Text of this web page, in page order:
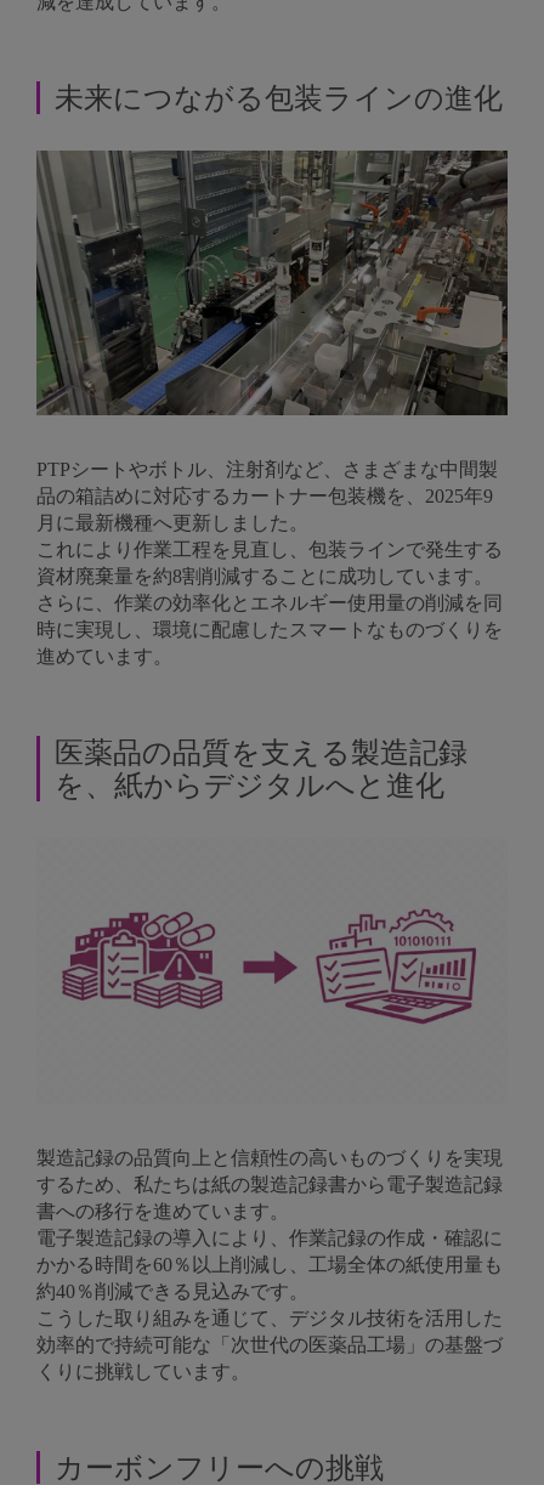
未来につながる包装ラインの進化
PTPシートやボトル、注射剤など、さまざまな中間製
品の箱詰めに対応するカートナー包装機を、2025年9
月に最新機種へ更新しました。
これにより作業工程を見直し、包装ラインで発生する
資材廃棄量を約8割削減することに成功しています。
さらに、作業の効率化とエネルギー使用量の削減を同
時に実現し、環境に配慮したスマートなものづくりを
進めています。
医薬品の品質を支える製造記録
を、紙からデジタルへと進化
製造記録の品質向上と信頼性の高いものづくりを実現
するため、私たちは紙の製造記録書から電子製造記録
書への移行を進めています。
電子製造記録の導入により、作業記録の作成・確認に
かかる時間を60％以上削減し、工場全体の紙使用量も
約40％削減できる見込みです。
こうした取り組みを通じて、デジタル技術を活用した
効率的で持続可能な「次世代の医薬品工場」の基盤づ
くりに挑戦しています。
カーボンフリーへの挑戦